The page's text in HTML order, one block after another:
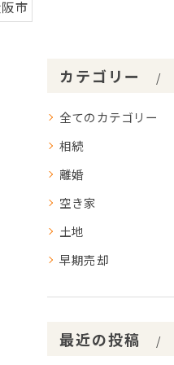
市
カテゴリー
全てのカテゴリー
相続
離婚
空き家
土地
早期売却
最近の投稿